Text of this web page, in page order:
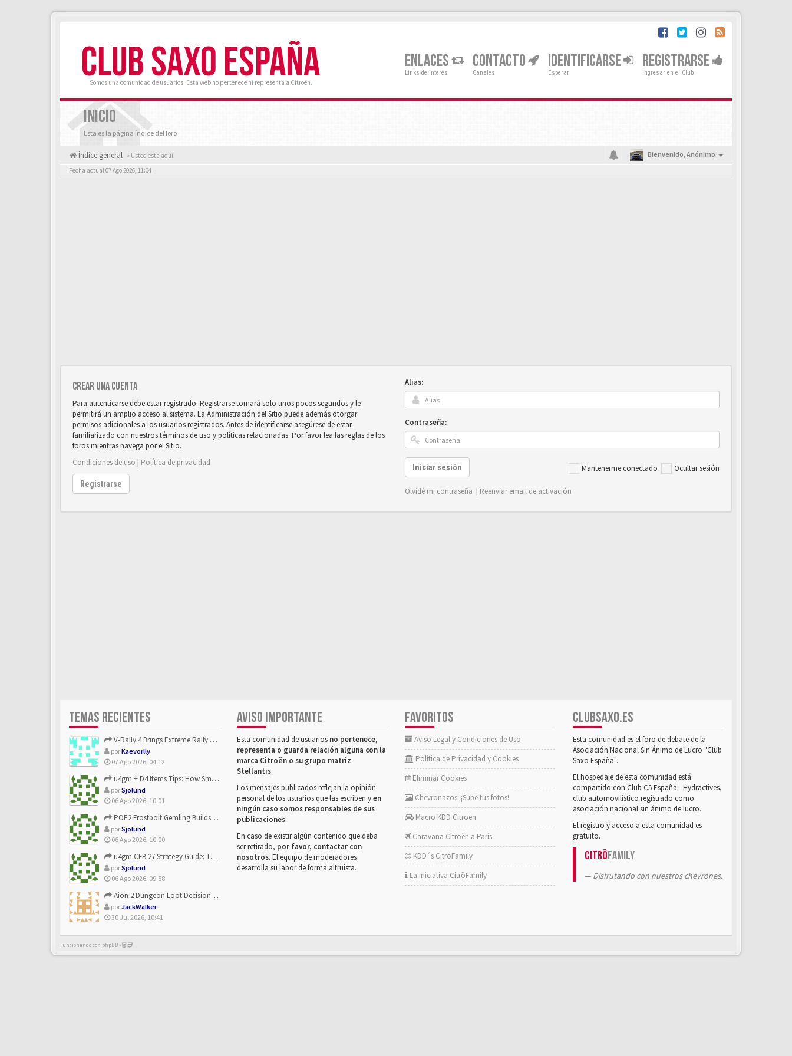
CLUB SAXO ESPAÑA
Somos una comunidad de usuarios. Esta web no pertenece ni representa a Citroën.
ENLACES
Links de interés
CONTACTO
Canales
IDENTIFICARSE
Esperar
REGISTRARSE
Ingresar en el Club
INICIO
Esta es la página índice del foro
Índice general « Usted esta aquí Bienvenido,Anónimo
Fecha actual 07 Ago 2026, 11:34
Crear una cuenta
Para autenticarse debe estar registrado. Registrarse tomará solo unos pocos segundos y le
permitirá un amplio acceso al sistema. La Administración del Sitio puede además otorgar
permisos adicionales a los usuarios registrados. Antes de identificarse asegúrese de estar
familiarizado con nuestros términos de uso y políticas relacionadas. Por favor lea las reglas de los
foros mientras navega por el Sitio.
Condiciones de uso | Política de privacidad
Registrarse
Alias:
Contraseña:
Mantenerme conectado Ocultar sesión
Iniciar sesión
Olvidé mi contraseña | Reenviar email de activación
TEMAS RECIENTES
V-Rally 4 Brings Extreme Rally Racing With Challenging Track...
porKaevorlly
07 Ago 2026, 04:12
u4gm + D4 Items Tips: How Smart Players Optimize Gear, Build...
porSjolund
06 Ago 2026, 10:01
POE2 Frostbolt Gemling Builds Get Stronger With u4gm’s Ice C...
porSjolund
06 Ago 2026, 10:00
u4gm CFB 27 Strategy Guide: The Toxic Offensive Scheme Your ...
porSjolund
06 Ago 2026, 09:58
Aion 2 Dungeon Loot Decisions: Smarter Runs With U4N
porJackWalker
30 Jul 2026, 10:41
AVISO IMPORTANTE
Esta comunidad de usuarios no pertenece,
representa o guarda relación alguna con la
marca Citroën o su grupo matriz
Stellantis.
Los mensajes publicados reflejan la opinión
personal de los usuarios que las escriben yen
ningún caso somos responsables de sus
publicaciones.
En caso de existir algún contenido que deba
ser retirado, por favor, contactar con
nosotros. El equipo de moderadores
desarrolla su labor de forma altruista.
FAVORITOS
Aviso Legal y Condiciones de Uso
Política de Privacidad y Cookies
Eliminar Cookies
Chevronazos: ¡Sube tus fotos!
Macro KDD Citroën
Caravana Citroën a París
KDD´s CitröFamily
La iniciativa CitröFamily
CLUBSAXO.ES
Esta comunidad es el foro de debate de la
Asociación Nacional Sin Ánimo de Lucro "Club
Saxo España".
El hospedaje de esta comunidad está
compartido con Club C5 España - Hydractives,
club automovilístico registrado como
asociación nacional sin ánimo de lucro.
El registro y acceso a esta comunidad es
gratuito.
CitröFamily
Disfrutando con nuestros chevrones.
Funcionando con phpBB -